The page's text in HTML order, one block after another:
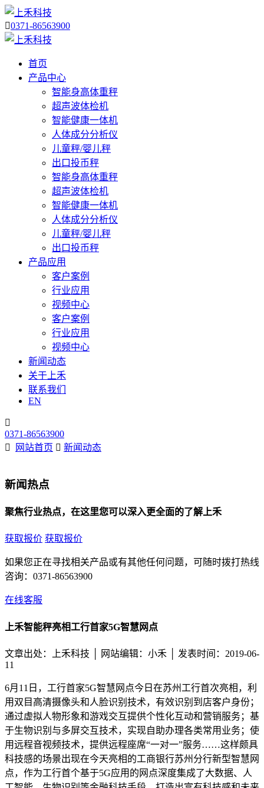
0371-86563900
首页
产品中心
智能身高体重秤
超声波体检机
智能健康一体机
人体成分分析仪
儿童秤/婴儿秤
出口投币秤
智能身高体重秤
超声波体检机
智能健康一体机
人体成分分析仪
儿童秤/婴儿秤
出口投币秤
产品应用
客户案例
行业应用
视频中心
客户案例
行业应用
视频中心
新闻动态
关于上禾
联系我们
EN

0371-86563900

网站首页  新闻动态
新闻热点
聚焦行业热点，在这里您可以深入更全面的了解上禾
获取报价 获取报价
如果您正在寻找相关产品或有其他任何问题，可随时拨打热线
咨询： 0371-86563900
在线客服
上禾智能秤亮相工行首家5G智慧网点
文章出处：上禾科技 │
网站编辑：小禾 │ 发表时间：2019-06-
11
6月11日，工行首家5G智慧网点今日在苏州工行首次亮相，利
用双目高清摄像头和人脸识别技术，有效识别到店客户身份；
通过虚拟人物形象和游戏交互提供个性化互动和营销服务；基
于生物识别与多屏交互技术，实现自助办理各类常用业务；使
用远程音视频技术，提供远程座席“一对一”服务……这样颇具
科技感的场景出现在今天亮相的工商银行苏州分行新型智慧网
点，作为工行首个基于5G应用的网点深度集成了大数据、人